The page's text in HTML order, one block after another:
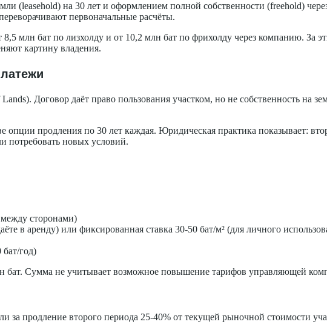
(leasehold) на 30 лет и оформлением полной собственности (freehold)
первоначальные расчёты.
млн бат по лизхолду и от 10,2 млн бат по фрихолду через компанию. За
картину владения.
Договор даёт право пользования участком, но не собственность на
опции продления по 30 лет каждая. Юридическая практика показывает:
потребовать новых условий.
сторонами)
в аренду) или фиксированная ставка 30-50 бат/м² (для личного
бат/год)
бат. Сумма не учитывает возможное повышение тарифов управляющей
за продление второго периода 25-40% от текущей рыночной стоимости